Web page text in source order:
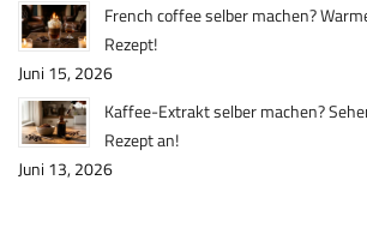
French coffee selber machen?
Rezept!
Juni 15, 2026
Kaffee-Extrakt selber machen?
Rezept an!
Juni 13, 2026